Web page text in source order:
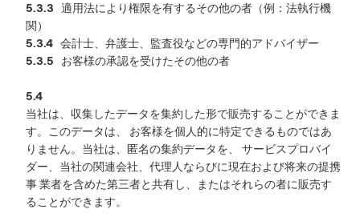
5.3.3 適用法により権限を有するその他の者（例：法執行機
関）
5.3.4 会計士、弁護士、監査役などの専門的アドバイザー
5.3.5
お客様の承認を受けたその他の者
5.4
当社は、収集したデータを集約した形で販売することができま
す。このデータは、 お客様を個人的に特定できるものではあ
りません。当社は、匿名の集約データを、 サービスプロバイ
ダー、当社の関連会社、代理人ならびに現在および将来の提携
事 業者を含めた第三者と共有し、またはそれらの者に販売す
ることができます。